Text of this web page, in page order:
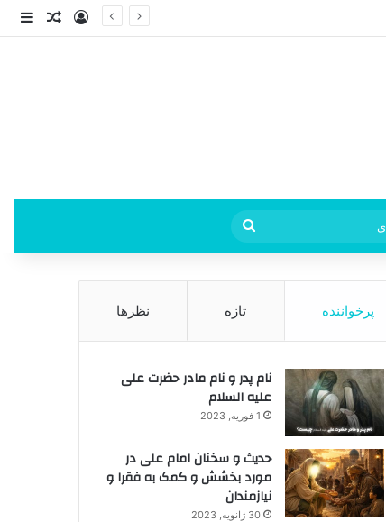
ورودنوشته
جستجو
برای
پرخواننده تازه نظرها
نام پدر و نام مادر حضرت علی
علیه السلام
1 فوریه, 2023
حدیث و سخنان امام علی در
مورد بخشش و کمک به فقرا و
نیازمندان
30 ژانویه, 2023